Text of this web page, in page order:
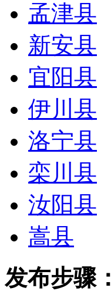
孟津县
新安县
宜阳县
伊川县
洛宁县
栾川县
汝阳县
嵩县
发布步骤：